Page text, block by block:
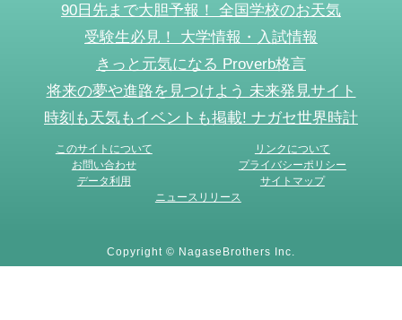
90日先まで大胆予報！ 全国学校のお天気
受験生必見！ 大学情報・入試情報
きっと元気になる Proverb格言
将来の夢や進路を見つけよう 未来発見サイト
時刻も天気もイベントも掲載! ナガセ世界時計
このサイトについて
リンクについて
お問い合わせ
プライバシーポリシー
データ利用
サイトマップ
ニュースリリース
Copyright © NagaseBrothers Inc.